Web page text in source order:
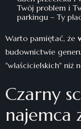
Twój problem i
parkingu – Ty
Warto pamiętać, że
budownictwie
"właścicielskich" niż
Czarny
najemca